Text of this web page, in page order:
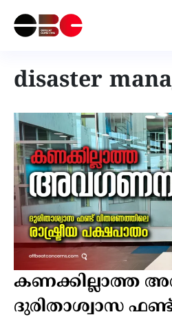
disaster
കണക്കില്ലാത്ത
ദുരിതാശ്വാസ